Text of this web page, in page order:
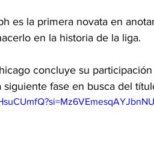
es la primera novata en
en la historia de la liga.
concluye su
siguiente fase en busca del